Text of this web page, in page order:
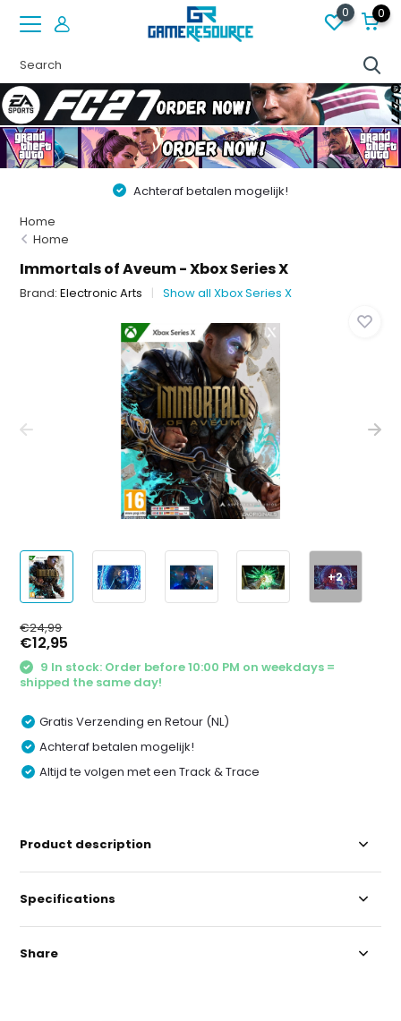
0 0
Achteraf betalen mogelijk!
Home
Home
Immortals of Aveum - Xbox Series X
Brand:Electronic Arts Show all Xbox Series X
+2
€24,99
€12,95
9 In stock: Order before 10:00 PM on weekdays =
shipped the same day!
Gratis Verzending en Retour (NL)
Achteraf betalen mogelijk!
Altijd te volgen met een Track & Trace
Product description
Specifications
Share